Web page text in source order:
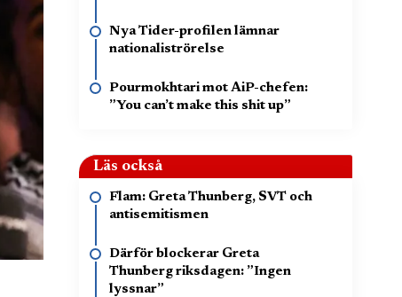
Nya Tider-profilen lämnar
nationaliströrelse
Pourmokhtari mot AiP-chefen:
”You can’t make this shit up”
Läs också
Flam: Greta Thunberg, SVT och
antisemitismen
Därför blockerar Greta
Thunberg riksdagen: ”Ingen
lyssnar”